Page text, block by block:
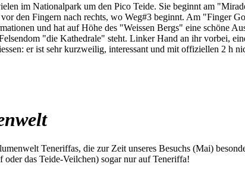
im Nationalpark um den Pico Teide. Sie beginnt am
den Fingern nach rechts, wo Weg#3 beginnt. Am "Finger
und hat auf Höhe des "Weissen Bergs" eine schöne
"die Kathedrale" steht. Linker Hand an ihr vorbei,
er ist sehr kurzweilig, interessant und mit offiziellen 2 h
Teneriffas, die zur Zeit unseres Besuchs (Mai)
das Teide-Veilchen) sogar nur auf Teneriffa!